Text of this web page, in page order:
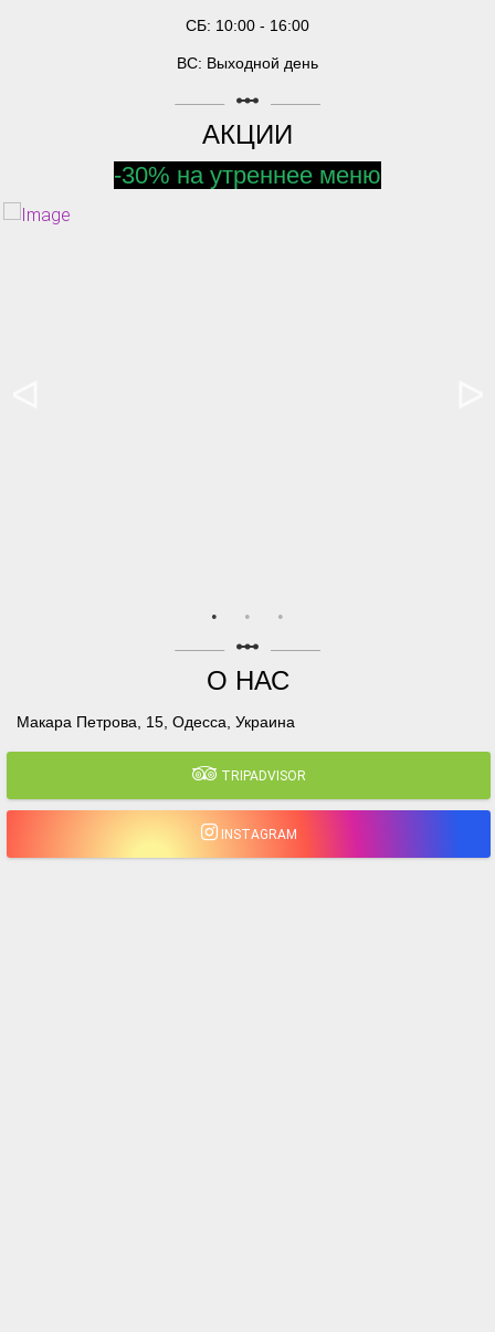
СБ: 10:00 - 16:00
ВС: Выходной день
linear_scale
АКЦИИ
-30% на утреннее меню
linear_scale
О НАС
Макара Петрова, 15, Одесса, Украина
TRIPADVISOR
INSTAGRAM